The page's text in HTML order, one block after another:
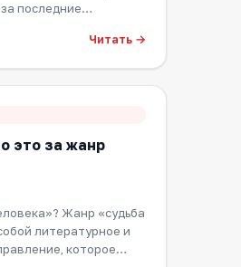
последние
Читать →
это за жанр
Жанр «судьба
литературное и
которое